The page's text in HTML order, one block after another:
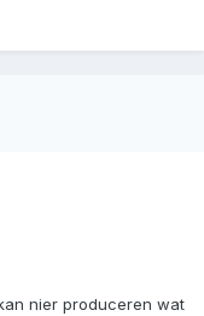
nier produceren wat